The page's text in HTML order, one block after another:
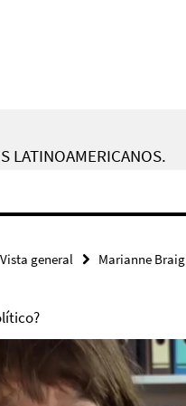
LATINOAMERICANOS.
Vista general Marianne Braig